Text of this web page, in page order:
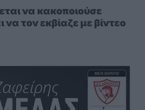
να κακοποιούσε
τον εκβίαζε με βίντεο